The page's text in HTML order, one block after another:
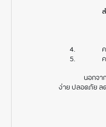
นอกจา
ง่าย ปลอดภัย ล